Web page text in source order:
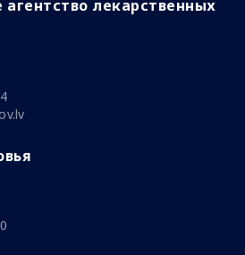
агентство лекарственных